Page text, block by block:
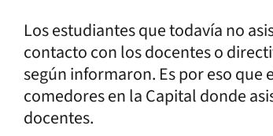
Los estudiantes que todavía no
contacto con los docentes o
según informaron. Es por eso
comedores en la Capital donde
docentes.